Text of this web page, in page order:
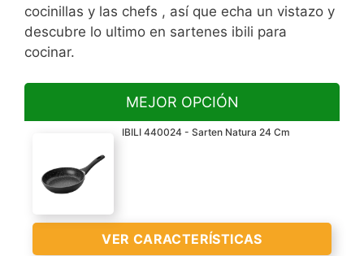
cocinillas y las chefs , así que echa un vistazo y
descubre lo ultimo en sartenes ibili para
cocinar.
MEJOR OPCIÓN
IBILI 440024 - Sarten Natura 24 Cm
VER CARACTERÍSTICAS